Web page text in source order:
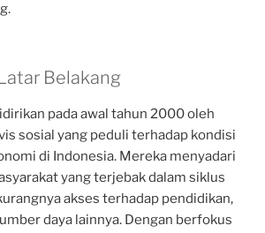
Belakang
pada awal tahun 2000 oleh
sosial yang peduli terhadap kondisi
di Indonesia. Mereka menyadari
yang terjebak dalam siklus
akses terhadap pendidikan,
daya lainnya. Dengan berfokus